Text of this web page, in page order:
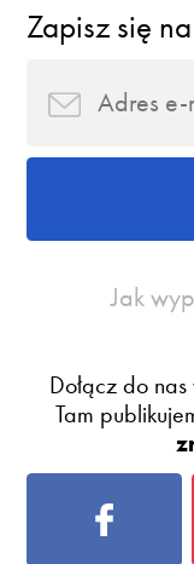
Zapisz się
Jak
Dołącz do
Tam